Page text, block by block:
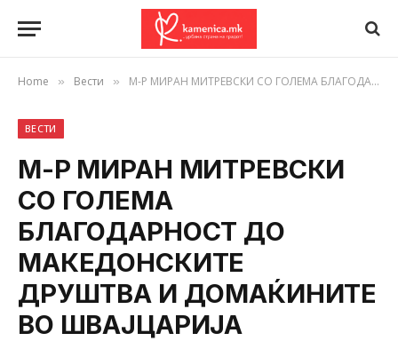
Home » Вести » М-Р МИРАН МИТРЕВСКИ СО ГОЛЕМА БЛАГОДАРНОСТ ДО МАКЕДОНСКИТЕ ДРУШТВА И ДОМАЌИНИТЕ ВО ШВАЈЦАРИЈА
ВЕСТИ
М-Р МИРАН МИТРЕВСКИ
СО ГОЛЕМА
БЛАГОДАРНОСТ ДО
МАКЕДОНСКИТЕ
ДРУШТВА И ДОМАЌИНИТЕ
ВО ШВАЈЦАРИЈА